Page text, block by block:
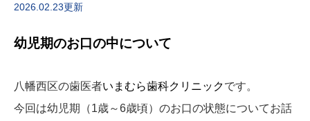
2026.02.23更新
幼児期のお口の中について
八幡西区の歯医者いまむら歯科クリニックです。
今回は幼児期（1歳～6歳頃）のお口の状態についてお話